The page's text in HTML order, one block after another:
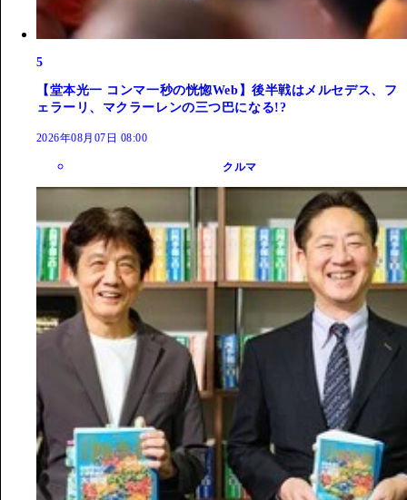
5
【堂本光一 コンマ一秒の恍惚Web】後半戦はメルセデス、フ
ェラーリ、マクラーレンの三つ巴になる!?
2026年08月07日 08:00
クルマ